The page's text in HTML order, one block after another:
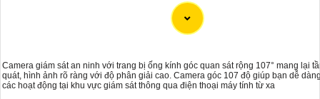
"Chào bạn! Bạn đang cần giải pháp an ninh hiện đại và đáng tin cậy
hoặc cơ sở kinh doanh của mình? Hãy để chúng tôi giúp bạn với dịch
camera Hikvision giá rẻ, mang đến công nghệ hàng đầu và hiệu suất
Camera giám sát an ninh với trang bị ống kính góc quan sát rộng 107° mang lại
quát, hình ảnh rõ ràng với độ phân giải cao. Camera góc 107 độ giúp bạn dễ
các hoạt động tại khu vực giám sát thông qua điện thoại máy tính từ xa